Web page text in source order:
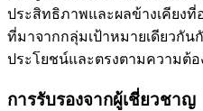
ประสิทธิภาพและผลข้างเคียงที่
ที่มาจากกลุ่มเป้าหมายเดียวกัน
ประโยชน์และตรงตามความต้
การรับรองจากผู้เชี่ยวชาญ